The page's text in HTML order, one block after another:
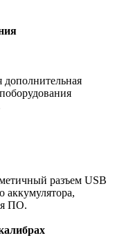
дополнительная
разъем USB
аккумулятора,
ПО.